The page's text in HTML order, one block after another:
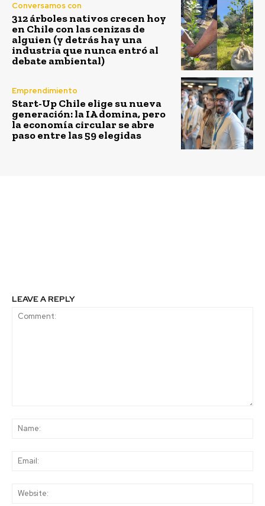
Conversamos con
312 árboles nativos crecen hoy
en Chile con las cenizas de
alguien (y detrás hay una
industria que nunca entró al
debate ambiental)
Emprendimiento
Start-Up Chile elige su nueva
generación: la IA domina, pero
la economía circular se abre
paso entre las 59 elegidas
LEAVE A REPLY